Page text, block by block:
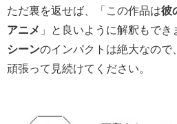
ただ裏を返せば、「この作品は彼
アニメ 」と良いように解釈もでき
シーンのインパクトは絶大なので
頑張って見続けてください。